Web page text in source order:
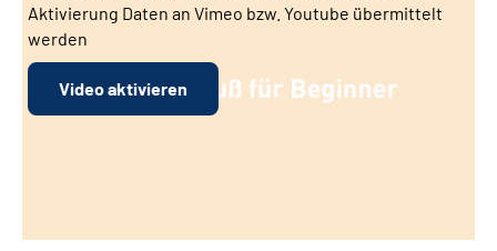
Service
Karriere
Aktivierung Daten an Vimeo bzw. Youtube übermittelt
werden
Video aktivieren